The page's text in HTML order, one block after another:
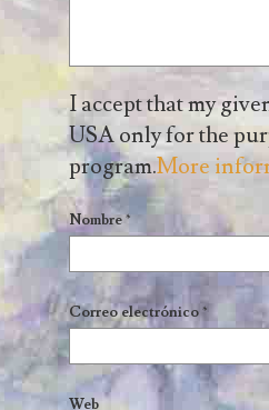
I accept that my
USA only for the
program.More
Nombre*
Correo electrónico*
Web